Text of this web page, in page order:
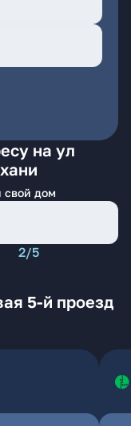
на ул
свой дом
2/5
5-й проезд